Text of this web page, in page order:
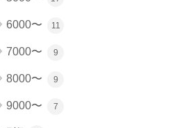
6000〜 11
7000〜 9
8000〜 9
9000〜 7